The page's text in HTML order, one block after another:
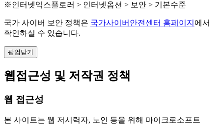
※인터넷익스플로러 > 인터넷옵션 > 보안 > 기본수준
국가 사이버 보안 정책은 국가사이버안전센터 홈페이지 에서
확인하실 수 있습니다.
팝업닫기
웹접근성 및 저작권 정책
웹 접근성
본 사이트는 웹 저시력자, 노인 등을 위해 마이크로소프트